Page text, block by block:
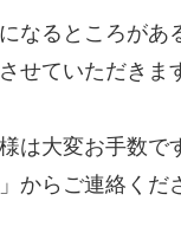
なるところが
せていただきま
は大変お手数で
からご連絡くだ